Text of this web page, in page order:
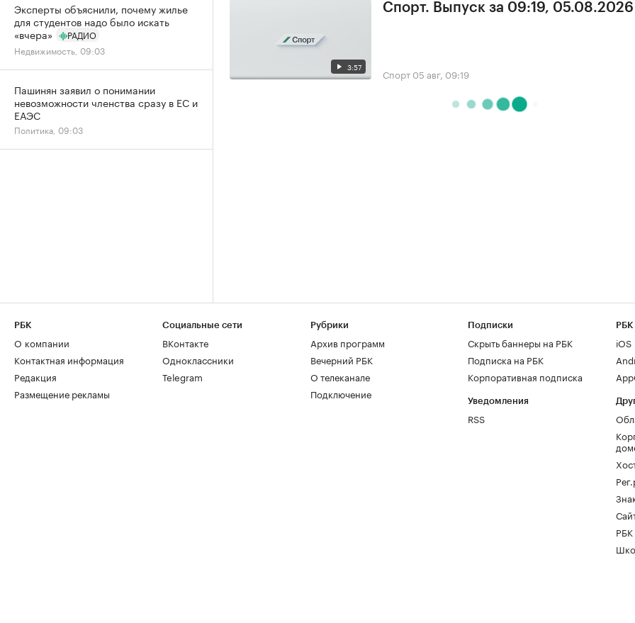
3:57
Спорт. Выпуск за 09:19, 05.08.2026
Спорт 05 авг, 09:19
Эксперты объяснили, почему жилье
для студентов надо было искать
«вчера»
РАДИО
Недвижимость, 09:03
Пашинян заявил о понимании
невозможности членства сразу в ЕС и
ЕАЭС
Политика, 09:03
РБК
О компании
Контактная информация
Редакция
Размещение рекламы
Социальные сети
ВКонтакте
Одноклассники
Telegram
Рубрики
Архив программ
Вечерний РБК
О телеканале
Подключение
Подписки
Скрыть баннеры на РБК
Подписка на РБК
Корпоративная подписка
Уведомления
RSS
РБК
iOS